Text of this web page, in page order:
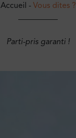
Accueil - Vous dites ?
Parti-pris garanti !